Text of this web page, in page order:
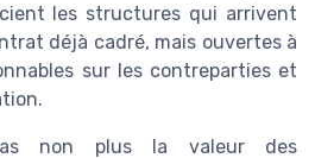
les structures qui arrivent
déjà cadré, mais ouvertes à
sur les contreparties et
non plus la valeur des